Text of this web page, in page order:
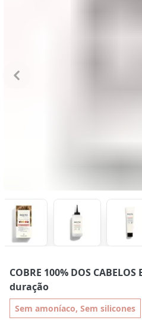
COBRE 100% DOS CABELOS
duração
Sem amoníaco, Sem silicones